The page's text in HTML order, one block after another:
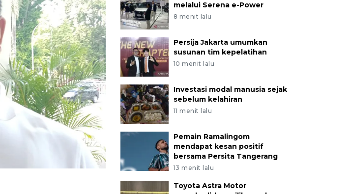
melalui Serena e-Power
8 menit lalu
Persija Jakarta umumkan
susunan tim kepelatihan
10 menit lalu
Investasi modal manusia sejak
sebelum kelahiran
11 menit lalu
Pemain Ramalingom
mendapat kesan positif
bersama Persita Tangerang
13 menit lalu
Toyota Astra Motor